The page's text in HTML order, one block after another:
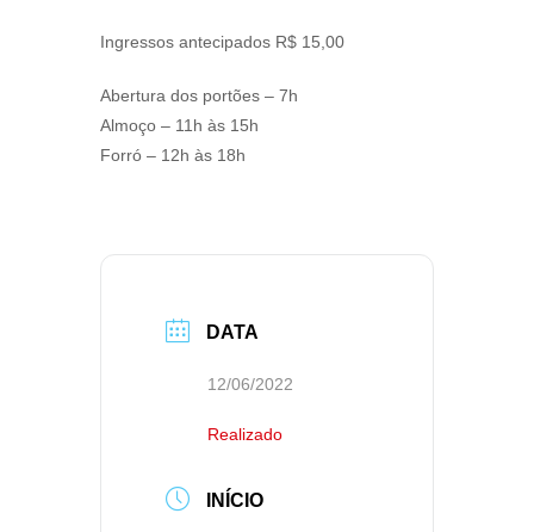
Ingressos antecipados R$ 15,00
Abertura dos portões – 7h
Almoço – 11h às 15h
Forró – 12h às 18h
DATA
12/06/2022
Realizado
INÍCIO